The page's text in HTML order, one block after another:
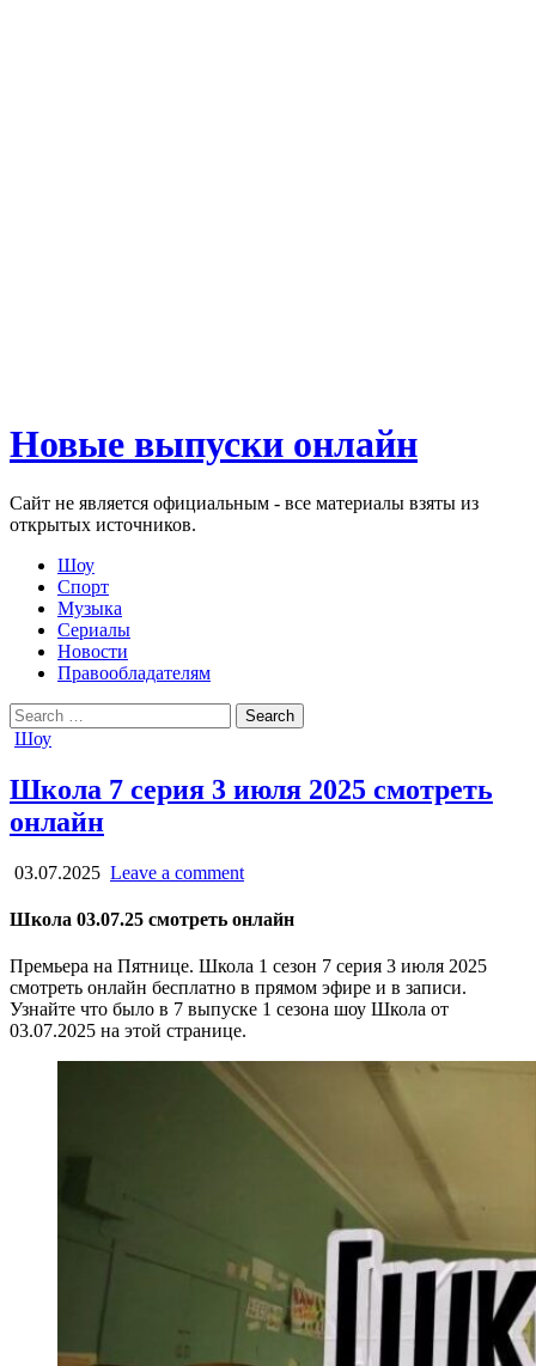
Новые выпуски онлайн
Сайт не является официальным - все материалы взяты из
открытых источников.
Шоу
Спорт
Музыка
Сериалы
Новости
Правообладателям
Search
for:
Posted
Шоу
Школа 7 серия 3 июля 2025 смотреть
онлайн
03.07.2025 Leave a comment
Школа 03.07.25 смотреть онлайн
Премьера на Пятнице. Школа 1 сезон 7 серия 3 июля 2025
смотреть онлайн бесплатно в прямом эфире и в записи.
Узнайте что было в 7 выпуске 1 сезона шоу Школа от
03.07.2025 на этой странице.